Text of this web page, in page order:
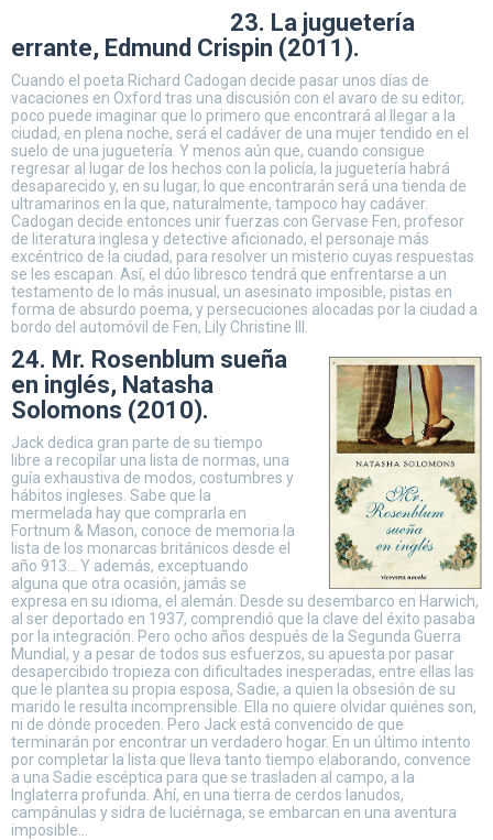
23. La juguetería
errante, Edmund Crispin (2011).
Cuando el poeta Richard Cadogan decide pasar unos días de
vacaciones en Oxford tras una discusión con el avaro de su editor,
poco puede imaginar que lo primero que encontrará al llegar a la
ciudad, en plena noche, será el cadáver de una mujer tendido en el
suelo de una juguetería. Y menos aún que, cuando consigue
regresar al lugar de los hechos con la policía, la juguetería habrá
desaparecido y, en su lugar, lo que encontrarán será una tienda de
ultramarinos en la que, naturalmente, tampoco hay cadáver.
Cadogan decide entonces unir fuerzas con Gervase Fen, profesor
de literatura inglesa y detective aficionado, el personaje más
excéntrico de la ciudad, para resolver un misterio cuyas respuestas
se les escapan. Así, el dúo libresco tendrá que enfrentarse a un
testamento de lo más inusual, un asesinato imposible, pistas en
forma de absurdo poema, y persecuciones alocadas por la ciudad a
bordo del automóvil de Fen, Lily Christine III.
24. Mr. Rosenblum sueña
en inglés, Natasha
Solomons (2010).
Jack dedica gran parte de su tiempo
libre a recopilar una lista de normas, una
guía exhaustiva de modos, costumbres y
hábitos ingleses. Sabe que la
mermelada hay que comprarla en
Fortnum & Mason, conoce de memoria la
lista de los monarcas británicos desde el
año 913… Y además, exceptuando
alguna que otra ocasión, jamás se
expresa en su idioma, el alemán. Desde su desembarco en Harwich,
al ser deportado en 1937, comprendió que la clave del éxito pasaba
por la integración. Pero ocho años después de la Segunda Guerra
Mundial, y a pesar de todos sus esfuerzos, su apuesta por pasar
desapercibido tropieza con dificultades inesperadas, entre ellas las
que le plantea su propia esposa, Sadie, a quien la obsesión de su
marido le resulta incomprensible. Ella no quiere olvidar quiénes son,
ni de dónde proceden. Pero Jack está convencido de que
terminarán por encontrar un verdadero hogar. En un último intento
por completar la lista que lleva tanto tiempo elaborando, convence
a una Sadie escéptica para que se trasladen al campo, a la
Inglaterra profunda. Ahí, en una tierra de cerdos lanudos,
campánulas y sidra de luciérnaga, se embarcan en una aventura
imposible…